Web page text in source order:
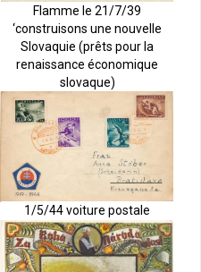
Flamme le 21/7/39
‘construisons une nouvelle
Slovaquie (prêts pour la
renaissance économique
slovaque)
1/5/44 voiture postale